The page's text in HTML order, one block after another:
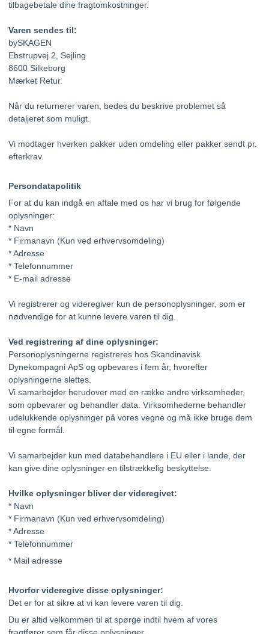
tilbagebetale dine fragtomkostninger.
Varen sendes til:
bySKAGEN
Ebstrupvej 2, Sejling
8600 Silkeborg
Mærket Retur.
Når du returnerer varen, bedes du beskrive problemet så
detaljeret som muligt.
Vi modtager hverken pakker uden omdeling eller pakker sendt pr.
efterkrav.
Persondatapolitik
For at du kan indgå en aftale med os har vi brug for følgende
oplysninger:
* Navn
* Firmanavn (Kun ved erhvervsomdeling)
* Adresse
* Telefonnummer
* E-mail adresse
Vi registrerer og videregiver kun de personoplysninger, som er
nødvendige for at kunne levere varen til dig.
Ved registrering af dine oplysninger:
Personoplysningerne registreres hos Skandinavisk
Dynekompagni ApS og opbevares i fem år, hvorefter
oplysningerne slettes.
Vi samarbejder herudover med en række andre virksomheder,
som opbevarer og behandler data. Virksomhederne behandler
udelukkende oplysninger på vores vegne og må ikke bruge dem
til egne formål.
Vi samarbejder kun med databehandlere i EU eller i lande, der
kan give dine oplysninger en tilstrækkelig beskyttelse.
Hvilke oplysninger bliver der videregivet:
* Navn
* Firmanavn (Kun ved erhvervsomdeling)
* Adresse
* Telefonnummer
* Mail adresse
Hvorfor videregive disse oplysninger:
Det er for at sikre at vi kan levere varen til dig.
Du er altid velkommen til at spørge indtil hvem af vores
fragtfører som får disse oplysninger.